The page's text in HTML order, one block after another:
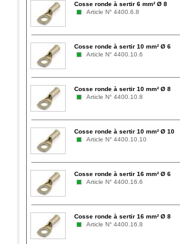
Cosse ronde à sertir 6 mm² Ø 8
Article N° 4400.6.8
Cosse ronde à sertir 10 mm² Ø 6
Article N° 4400.10.6
Cosse ronde à sertir 10 mm² Ø 8
Article N° 4400.10.8
Cosse ronde à sertir 10 mm² Ø 10
Article N° 4400.10.10
Cosse ronde à sertir 16 mm² Ø 6
Article N° 4400.16.6
Cosse ronde à sertir 16 mm² Ø 8
Article N° 4400.16.8